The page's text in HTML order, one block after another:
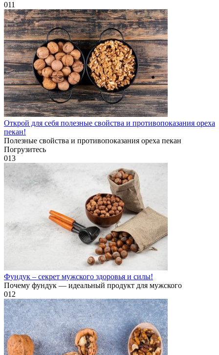
011
Открой для себя полезные свойства и противопоказания ореха
пекан!
Полезные свойства и противопоказания ореха пекан
Погрузитесь
013
Фундук – секрет мужского здоровья и силы!
Почему фундук — идеальный продукт для мужского
012